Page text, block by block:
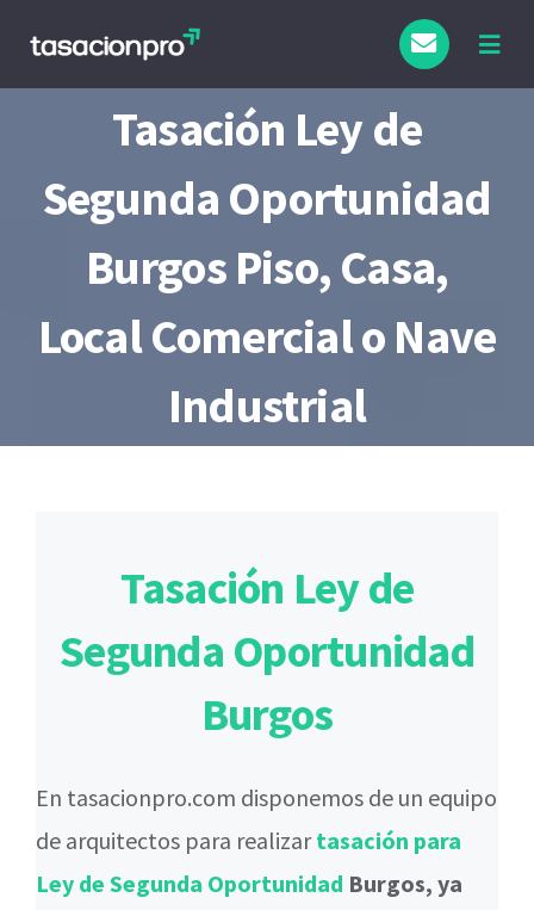
contenido
Tasación Ley de
Segunda Oportunidad
Burgos Piso, Casa,
Local Comercial o Nave
Industrial
Tasación Ley de
Segunda Oportunidad
Burgos
En tasacionpro.com disponemos de un equipo
de arquitectos para realizartasación para
Ley de Segunda Oportunidad Burgos, ya